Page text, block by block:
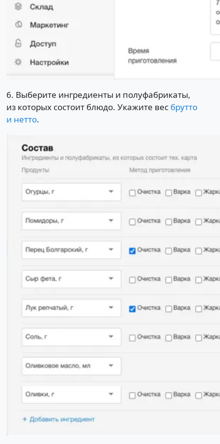
6. Выберите ингредиенты и полуфабрикаты,
из которых состоит блюдо. Укажите вес брутто
и нетто.